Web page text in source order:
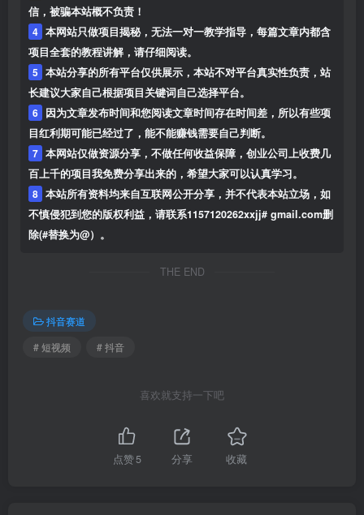
信，被骗本站概不负责！
4 本网站只做项目揭秘，无法一对一教学指导，每篇文章内都含
项目全套的教程讲解，请仔细阅读。
5 本站分享的所有平台仅供展示，本站不对平台真实性负责，站
长建议大家自己根据项目关键词自己选择平台。
6 因为文章发布时间和您阅读文章时间存在时间差，所以有些项
目红利期可能已经过了，能不能赚钱需要自己判断。
7 本网站仅做资源分享，不做任何收益保障，创业公司上收费几
百上千的项目我免费分享出来的，希望大家可以认真学习。
8 本站所有资料均来自互联网公开分享，并不代表本站立场，如
不慎侵犯到您的版权利益，请联系1157120262xxjj# gmail.com删
除(#替换为@）。
THE END
抖音赛道
# 短视频
# 抖音
喜欢就支持一下吧
点赞5 分享 收藏